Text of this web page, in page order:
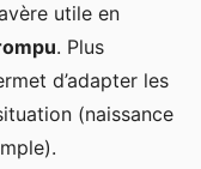
utile en
. Plus
d’adapter les
(naissance